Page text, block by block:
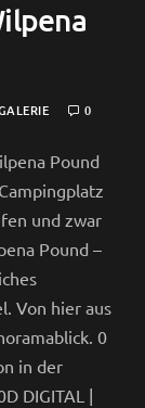
0
Pound
und zwar
Pound –
Von hier aus
0
in der
DIGITAL |